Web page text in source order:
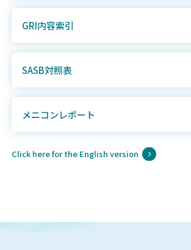
GRI内容索引
SASB対照表
メニコンレポート
Click here for the English version